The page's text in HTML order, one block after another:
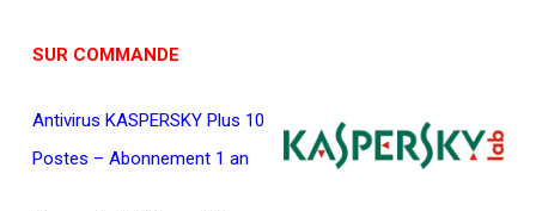
SUR COMMANDE
Antivirus KASPERSKY Plus 10
Postes – Abonnement 1 an